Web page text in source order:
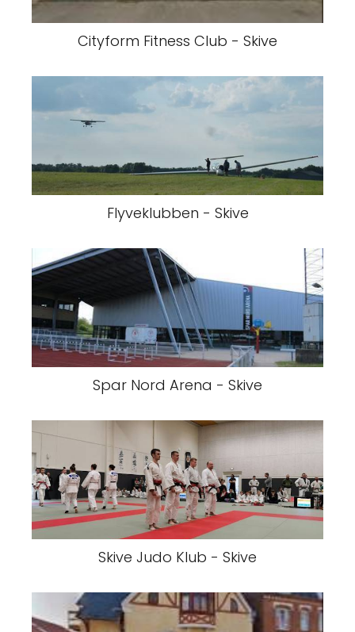
Cityform Fitness Club - Skive
Flyveklubben - Skive
Spar Nord Arena - Skive
Skive Judo Klub - Skive